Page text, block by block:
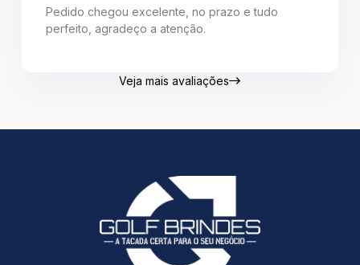
Pedido chegou excelente, no prazo e tudo
perfeito, agradeço a atenção.
Veja mais avaliações